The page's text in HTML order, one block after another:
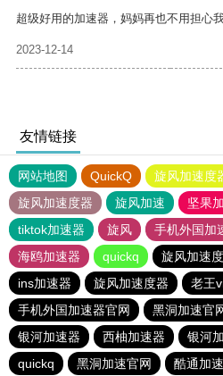
超级好用的加速器，妈妈再也不用担心
2023-12-14
友情链接
网站地图 QuickQ 旋风加速度
旋风加速度器
旋风加速 坚果
tiktok加速器
旋风 手机外国加
海鸥加速器
quickq 旋风加速
ins加速器
旋风加速度器 老王
手机外国加速器官网
黑洞加速官
银河加速器
西柚加速器 银河
quickq
黑洞加速官网 酷通加